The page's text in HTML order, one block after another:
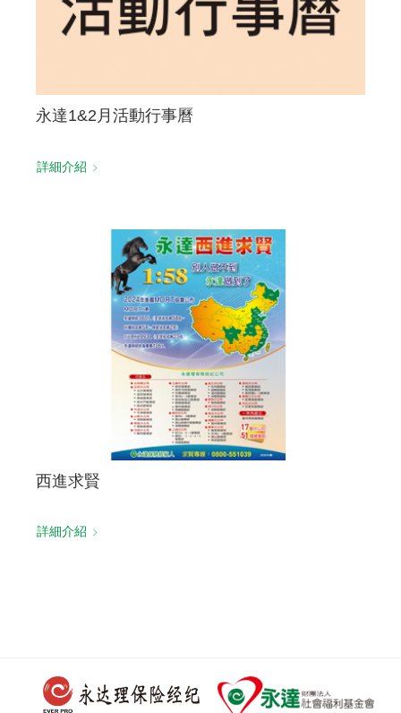
永達1&2月活動行事曆
詳細介紹
西進求賢
詳細介紹